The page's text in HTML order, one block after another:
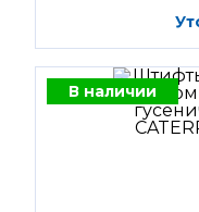
В наличии